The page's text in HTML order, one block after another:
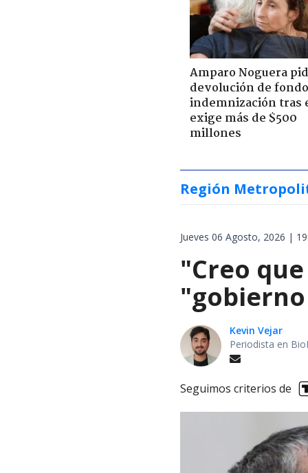
Amparo Noguera
devolución de
indemnización tras
exige más de $500
millones
Región
Jueves 06 Agosto, 2026 |
"Creo
Kevin Vejar
Periodista en
Seguimos criterios de